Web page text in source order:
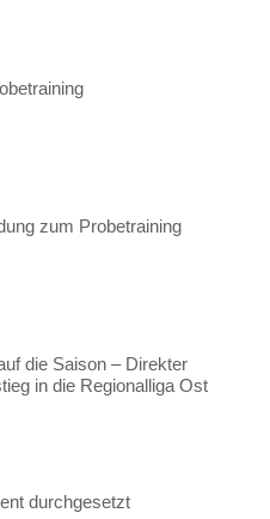
zum Probetraining
die Saison – Direkter
in die Regionalliga Ost
durchgesetzt